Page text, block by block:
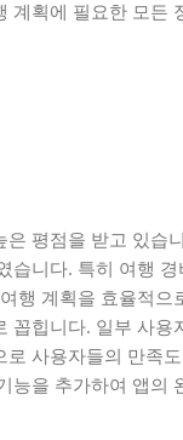
계획에 필요한 모든
평점을 받고 있습
습니다. 특히 여행
행 계획을 효율적
꼽힙니다. 일부 사
사용자들의 만족
능을 추가하여 앱의